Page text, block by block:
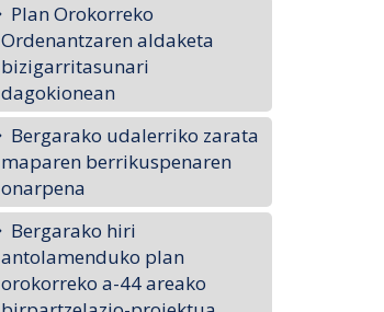
Plan Orokorreko
Ordenantzaren aldaketa
bizigarritasunari
dagokionean
Bergarako udalerriko zarata
maparen berrikuspenaren
onarpena
Bergarako hiri
antolamenduko plan
orokorreko a-44 areako